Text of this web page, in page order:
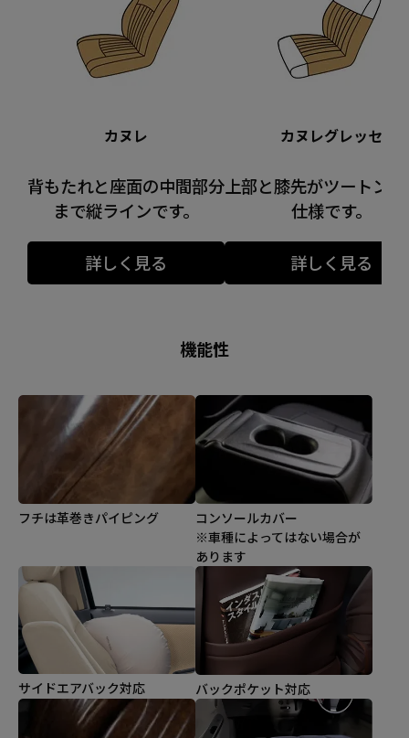
カヌレ
背もたれと座面の中間部分
まで縦ラインです。
詳しく見る
カヌレグレッセ
上部と膝先がツートン
仕様です。
詳しく見る
機能性
フチは革巻きパイピング
コンソールカバー
※車種によってはない場合が
あります
サイドエアバック対応 バックポケット対応